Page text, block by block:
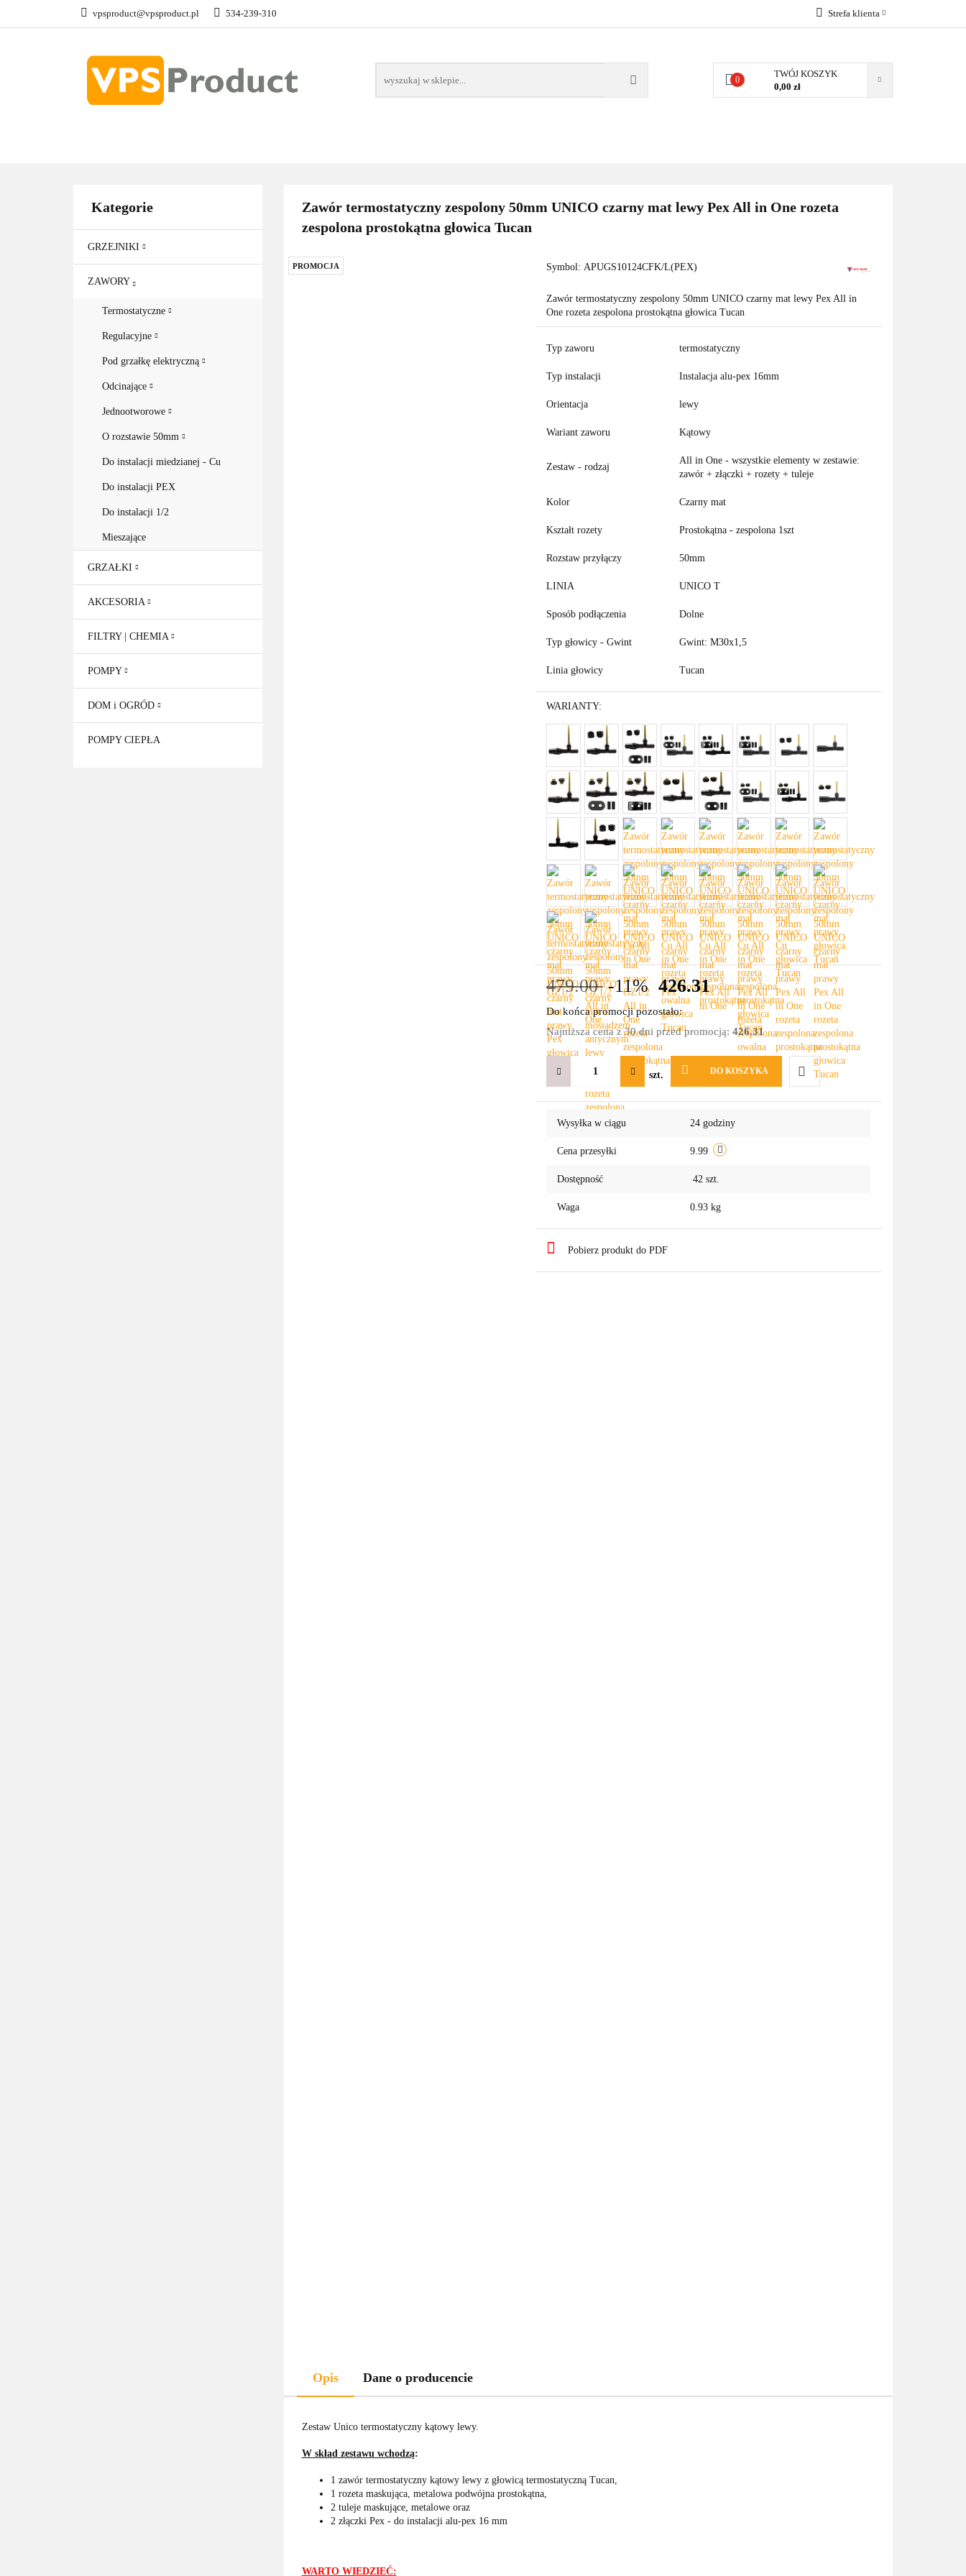
vpsproduct@vpsproduct.pl 534-239-310 Strefa klienta
Zarejestruj się
0
TWÓJ KOSZYK
0,00 zł
GRZEJNIKI
Kategorie
GRZEJNIKI
ZAWORY
Termostatyczne
Regulacyjne
Pod grzałkę elektryczną
Odcinające
Jednootworowe
O rozstawie 50mm
Do instalacji miedzianej - Cu
Do instalacji PEX
Do instalacji 1/2
Mieszające
GRZAŁKI
AKCESORIA
FILTRY | CHEMIA
POMPY
DOM i OGRÓD
POMPY CIEPŁA
Zawór termostatyczny zespolony 50mm UNICO czarny mat lewy Pex All in One rozeta
zespolona prostokątna głowica Tucan
PROMOCJA Symbol:APUGS10124CFK/L(PEX)
Zawór termostatyczny zespolony 50mm UNICO czarny mat lewy Pex All in
One rozeta zespolona prostokątna głowica Tucan
Typ zaworu termostatyczny
Typ instalacji Instalacja alu-pex 16mm
Orientacja lewy
Wariant zaworu Kątowy
Zestaw - rodzaj
All in One - wszystkie elementy w zestawie:
zawór + złączki + rozety + tuleje
Kolor Czarny mat
Kształt rozety Prostokątna - zespolona 1szt
Rozstaw przyłączy 50mm
LINIA UNICO T
Sposób podłączenia Dolne
Typ głowicy - Gwint Gwint: M30x1,5
Linia głowicy Tucan
WARIANTY:
479.00 -11% 426.31
Do końca promocji pozostało:
Najniższa cena z 30 dni przed promocją:426.31
szt. DO KOSZYKA
Do
Wysyłka w ciągu 24 godziny
Cena przesyłki 9.99
Dostępność 42 szt.
Waga 0.93 kg
Pobierz produkt do PDF
Opis Dane o producencie
Zestaw Unico termostatyczny kątowy lewy.
W skład zestawu wchodzą:
1 zawór termostatyczny kątowy lewy z głowicą termostatyczną Tucan,
1 rozeta maskująca, metalowa podwójna prostokątna,
2 tuleje maskujące, metalowe oraz
2 złączki Pex - do instalacji alu-pex 16 mm
WARTO WIEDZIEĆ: